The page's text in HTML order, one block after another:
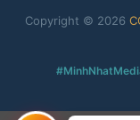
Copyright © 2026